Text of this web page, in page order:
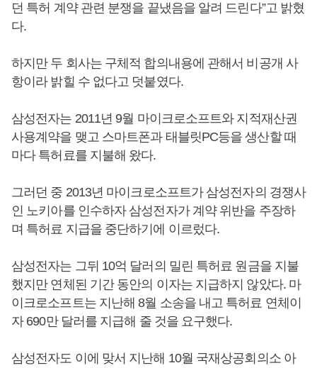
던 특허 계약 관련 분쟁을 끝냈음을 알려 드린다”고 밝혔
다.
하지만 두 회사는 구체적 합의내용에 관해서 비공개 사
항이라 밝힐 수 없다고 덧붙였다.
삼성전자는 2011년 9월 마이크로소프트와 지적재산권
사용계약을 맺고 스마트폰과 태블릿PC등을 생산할 때
마다 특허료를 지불해 왔다.
그러던 중 2013년 마이크로소프트가 삼성전자의 경쟁사
인 노키아를 인수하자 삼성전자가 계약 위반을 주장하
며 특허료 지급을 중단하기에 이르렀다.
삼성전자는 그뒤 10억 달러의 밀린 특허료 원금을 지불
했지만 연체된 기간 동안의 이자는 지급하지 않았다. 마
이크로소프트는 지난해 8월 소송을 내고 특허료 연체이
자 690만 달러를 지급해 줄 것을 요구했다.
삼성전자도 이에 맞서 지난해 10월 국재상공회의소 아